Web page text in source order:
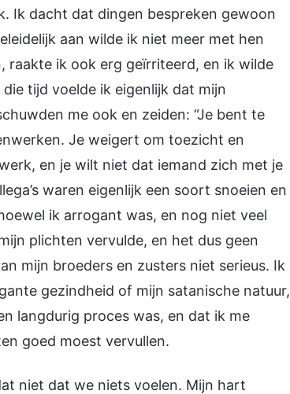
Ik dacht dat dingen bespreken gewoon
aan wilde ik niet meer met hen
raakte ik ook erg geïrriteerd, en ik wilde
tijd voelde ik eigenlijk dat mijn
me ook en zeiden: “Je bent te
Je weigert om toezicht en
en je wilt niet dat iemand zich met je
waren eigenlijk een soort snoeien en
ik arrogant was, en nog niet veel
plichten vervulde, en het dus geen
mijn broeders en zusters niet serieus. Ik
gezindheid of mijn satanische natuur,
langdurig proces was, en dat ik me
goed moest vervullen.
niet dat we niets voelen. Mijn hart